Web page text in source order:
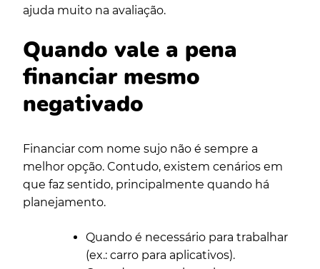
ajuda muito na avaliação.
Quando vale a pena
financiar mesmo
negativado
Financiar com nome sujo não é sempre a
melhor opção. Contudo, existem cenários em
que faz sentido, principalmente quando há
planejamento.
Quando é necessário para trabalhar
(ex.: carro para aplicativos).